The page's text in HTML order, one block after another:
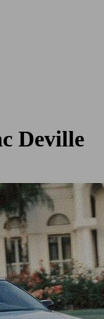
Deville